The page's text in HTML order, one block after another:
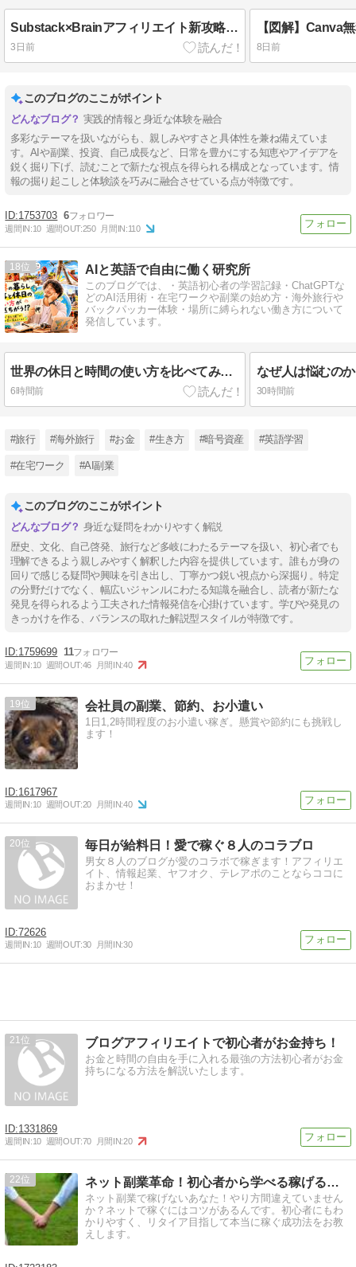
Substack×Brainアフィリエイト新攻略法の体験レビューとサト愛特典案内！
3日前 8日前
このブログのここがポイント
実践的情報と身近な体験を融合
多彩なテーマを扱いながらも、親しみやすさと具体性を兼ね備えていま
す。AIや副業、投資、自己成長など、日常を豊かにする知恵やアイデアを
鋭く掘り下げ、読むことで新たな視点を得られる構成となっています。情
報の掘り起こしと体験談を巧みに融合させている点が特徴です。
1753703 6
週間IN:10 週間OUT:250 月間IN:110
18 AIと英語で自由に働く研究所
このブログでは、・英語初心者の学習記録・ChatGPTな
どのAI活用術・在宅ワークや副業の始め方・海外旅行や
バックパッカー体験・場所に縛られない働き方について
発信しています。
世界の休日と時間の使い方を比べてみたら、人生観がちょっと変わった
6時間前 30時間前
#旅行 #海外旅行 #お金 #生き方 #暗号資産 #英語学習
#在宅ワーク #AI副業
このブログのここがポイント
身近な疑問をわかりやすく解説
歴史、文化、自己啓発、旅行など多岐にわたるテーマを扱い、初心者でも
理解できるよう親しみやすく解釈した内容を提供しています。誰もが身の
回りで感じる疑問や興味を引き出し、丁寧かつ鋭い視点から深掘り。特定
の分野だけでなく、幅広いジャンルにわたる知識を融合し、読者が新たな
発見を得られるよう工夫された情報発信を心掛けています。学びや発見の
きっかけを作る、バランスの取れた解説型スタイルが特徴です。
1759699 11
週間IN:10 週間OUT:46 月間IN:40
19 会社員の副業、節約、お小遣い
1日1,2時間程度のお小遣い稼ぎ。懸賞や節約にも挑戦し
ます！
1617967
週間IN:10 週間OUT:20 月間IN:40
20 毎日が給料日！愛で稼ぐ８人のコラブロ
男女８人のブログが愛のコラボで稼ぎます！アフィリエ
イト、情報起業、ヤフオク、テレアポのことならココに
おまかせ！
72626
週間IN:10 週間OUT:30 月間IN:30
21 ブログアフィリエイトで初心者がお金持ち！
お金と時間の自由を手に入れる最強の方法初心者がお金
持ちになる方法を解説いたします。
1331869
週間IN:10 週間OUT:70 月間IN:20
22 ネット副業革命！初心者から学べる稼げる在宅ビジネス成功法
ネット副業で稼げないあなた！やり方間違えていません
か？ネットで稼ぐにはコツがあるんです。初心者にもわ
かりやすく、リタイア目指して本当に稼ぐ成功法をお教
えします。